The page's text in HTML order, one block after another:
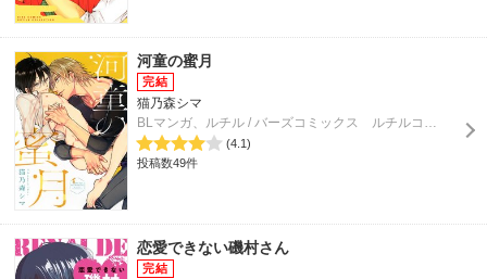
河童の蜜月
猫乃森シマ
(4.1)
投稿数49件
恋愛できない磯村さん